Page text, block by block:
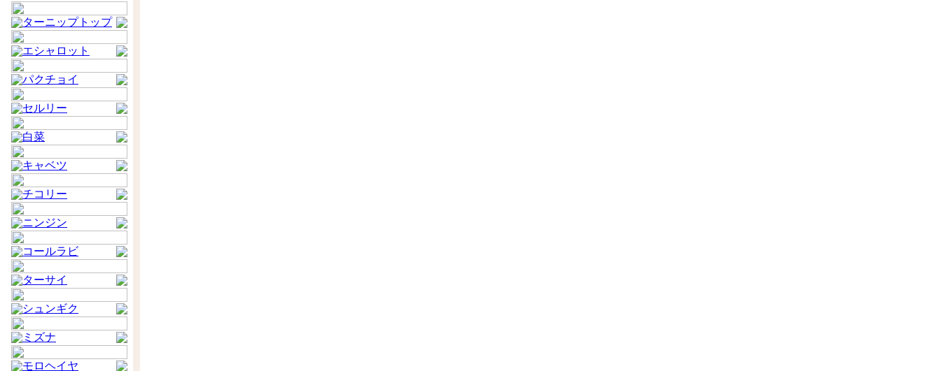
ターニップトップ
エシャロット
パクチョイ
セルリー
白菜
キャベツ
チコリー
ニンジン
コールラビ
ターサイ
シュンギク
ミズナ
モロヘイヤ